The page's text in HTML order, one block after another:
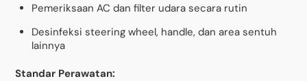
Pemeriksaan AC dan filter udara secara rutin
Desinfeksi steering wheel, handle, dan area sentuh
lainnya
Standar Perawatan: